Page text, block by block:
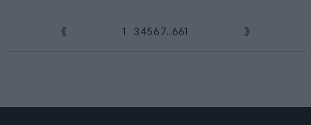
1 3 45 6 7...661